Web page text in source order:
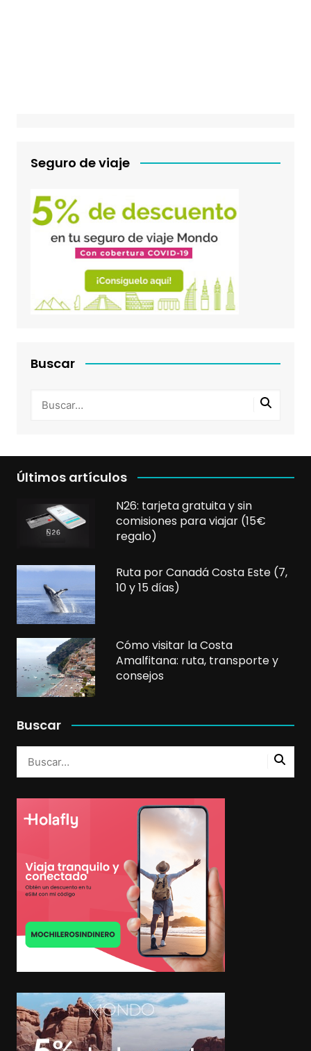
Seguro de viaje
Buscar
Últimos artículos
N26: tarjeta gratuita y sin
comisiones para viajar (15€
regalo)
Ruta por Canadá Costa Este (7,
10 y 15 días)
Cómo visitar la Costa
Amalfitana: ruta, transporte y
consejos
Buscar